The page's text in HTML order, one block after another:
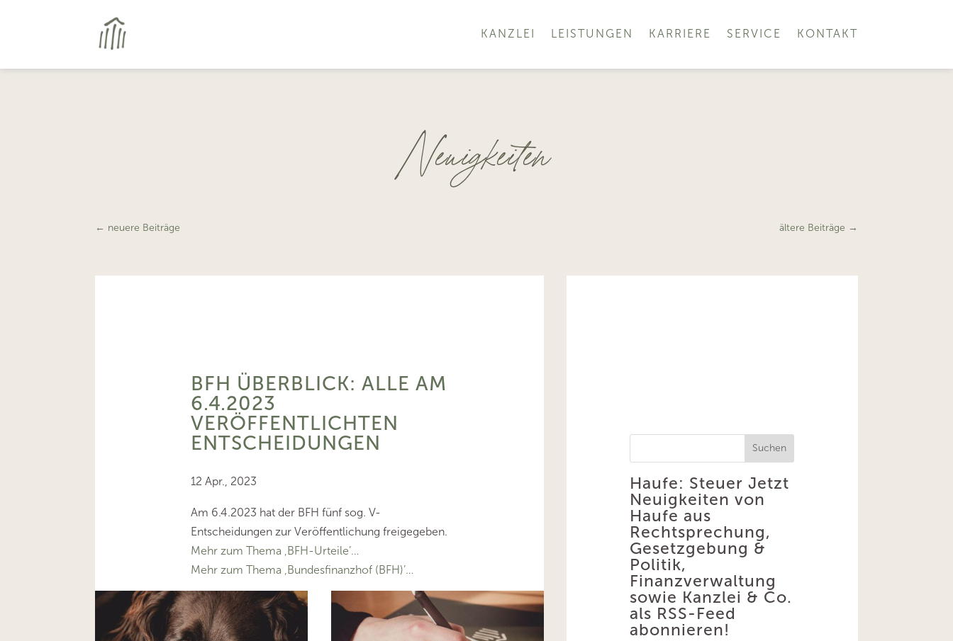
KANZLEI LEISTUNGEN KARRIERE SERVICE KONTAKT
Neuigkeiten
← neuere Beiträge ältere Beiträge →
BFH ÜBERBLICK: ALLE AM
6.4.2023
VERÖFFENTLICHTEN
ENTSCHEIDUNGEN
12 Apr., 2023
Am 6.4.2023 hat der BFH fünf sog. V-
Entscheidungen zur Veröffentlichung freigegeben.
Mehr zum Thema ‚BFH-Urteile’…
Mehr zum Thema ‚Bundesfinanzhof (BFH)’…
Suchen
Haufe: Steuer Jetzt
Neuigkeiten von
Haufe aus
Rechtsprechung,
Gesetzgebung &
Politik,
Finanzverwaltung
sowie Kanzlei & Co.
als RSS-Feed
abonnieren!